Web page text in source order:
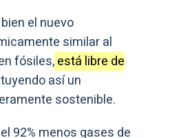
el nuevo
similar al
fósiles,está libre de
así un
sostenible.
92% menos gases de